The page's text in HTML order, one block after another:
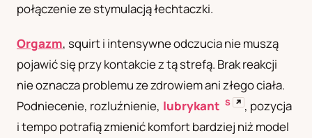
połączenie ze stymulacją łechtaczki.
Orgazm, squirt i intensywne odczucia nie muszą
pojawić się przy kontakcie z tą strefą. Brak reakcji
nie oznacza problemu ze zdrowiem ani złego ciała.
Podniecenie, rozluźnienie, lubrykant S ↗ , pozycja
i tempo potrafią zmienić komfort bardziej niż model